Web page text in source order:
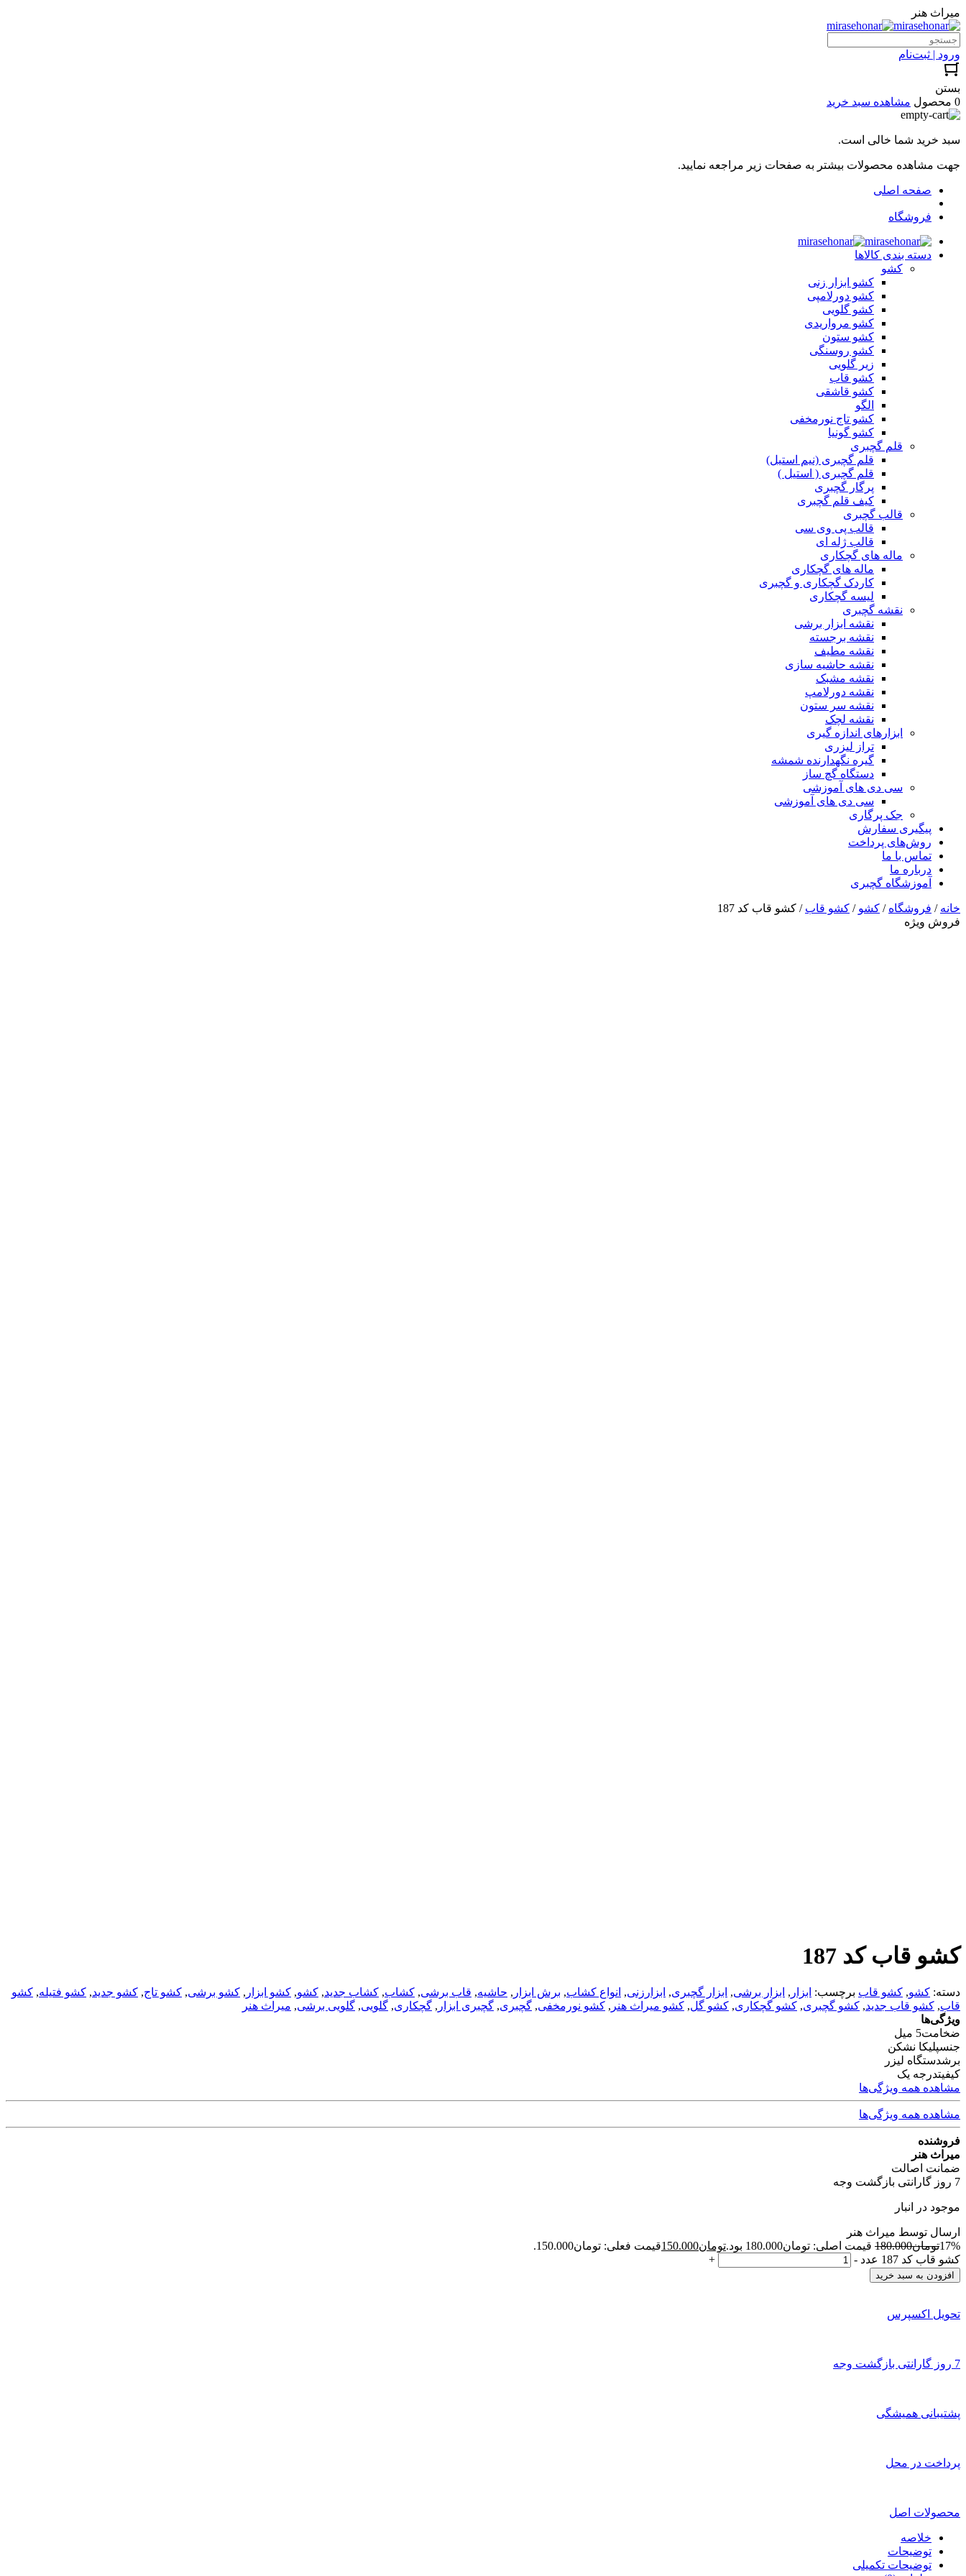
میراث هنر
ورود | ثبت‌نام
بستن
0 محصول
مشاهده سبد خرید
سبد خرید شما خالی است.
جهت مشاهده محصولات بیشتر به صفحات زیر مراجعه نمایید.
صفحه اصلی
فروشگاه
دسته بندی کالاها
کشو
کشو ابزار زنی
کشو دورلامپی
کشو گلویی
کشو مرواریدی
کشو ستون
کشو روسنگی
زیر گلویی
کشو قاب
کشو قاشقی
الگو
کشو تاج نورمخفی
کشو گونیا
قلم گچبری
قلم گچبری (نیم استیل)
قلم گچبری ( استیل )
پرگار گچبری
کیف قلم گچبری
قالب گچبری
قالب پی وی سی
قالب ژله ای
ماله های گچکاری
ماله های گچکاری
کاردک گچکاری و گچبری
لیسه گچکاری
نقشه گچبری
نقشه ابزار برشی
نقشه برجسته
نقشه مطیف
نقشه حاشیه سازی
نقشه مشبک
نقشه دورلامپ
نقشه سر ستون
نقشه لچک
ابزارهای اندازه گیری
تراز لیزری
گیره نگهدارنده شمشه
دستگاه گچ ساز
سی دی های آموزشی
سی دی های آموزشی
جک پرگاری
پیگیری سفارش
روش‌های پرداخت
تماس با ما
درباره ما
آموزشگاه گچبری
خانه / فروشگاه / کشو / کشو قاب / کشو قاب کد 187
فروش ویژه
کشو قاب کد 187
دسته: کشو, کشو قاب برچسب: ابزار , ابزار برشی, ابزار گچبری, ابزارزنی, انواع کشاب, برش ابزار , حاشیه, قاب برشی, کشاب, کشاب جدید, کشو, کشو ابزار , کشو برشی, کشو تاج, کشو جدید, کشو فتیله, کشو
قاب, کشو قاب جدید, کشو گچبری, کشو گچکاری, کشو گل, کشو میراث هنر , کشو نورمخفی, گچبری, گچبری ابزار , گچکاری, گلویی, گلویی برشی, میراث هنر
ویژگی‌ها
ضخامت5 میل
جنسپلیکا نشکن
برشدستگاه لیزر
کیفیتدرجه یک
مشاهده همه ویژگی‌ها
مشاهده همه ویژگی‌ها
فروشنده
میراث هنر
ضمانت اصالت
7 روز گارانتی بازگشت وجه
موجود در انبار
ارسال توسط میراث هنر
17%تومان180.000 قیمت اصلی: تومان180.000 بود. تومان150.000قیمت فعلی: تومان150.000.
کشو قاب کد 187 عدد
-
+
افزودن به سبد خرید
تحویل اکسپرس
7 روز گارانتی بازگشت وجه
پشتیبانی همیشگی
پرداخت در محل
محصولات اصل
خلاصه
توضیحات
توضیحات تکمیلی